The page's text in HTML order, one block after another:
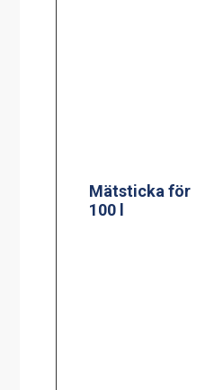
Spis, modell
MKM-2